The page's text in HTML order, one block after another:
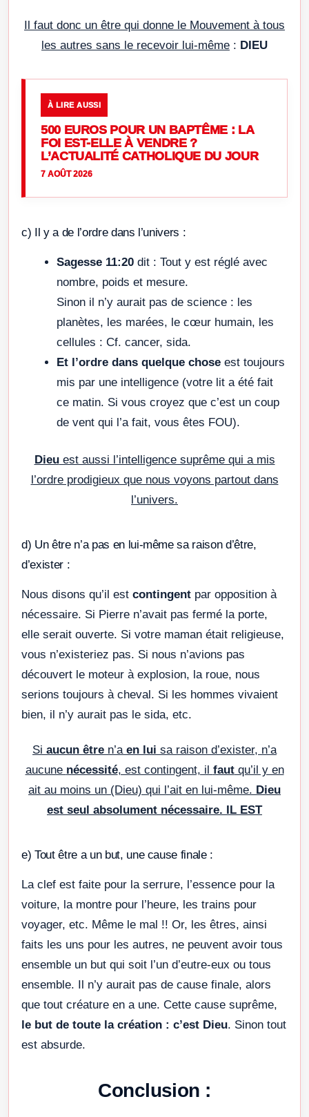
Il faut donc un être qui donne le Mouvement à tous
les autres sans le recevoir lui-même : DIEU
À LIRE AUSSI
500 EUROS POUR UN BAPTÊME : LA
FOI EST-ELLE À VENDRE ?
L’ACTUALITÉ CATHOLIQUE DU JOUR
7 AOÛT 2026
c) Il y a de l’ordre dans l’univers :
Sagesse 11:20 dit : Tout y est réglé avec
nombre, poids et mesure.
Sinon il n’y aurait pas de science : les
planètes, les marées, le cœur humain, les
cellules : Cf. cancer, sida.
Et l’ordre dans quelque chose est toujours
mis par une intelligence (votre lit a été fait
ce matin. Si vous croyez que c’est un coup
de vent qui l’a fait, vous êtes FOU).
Dieuest aussi l’intelligence suprême qui a mis
l’ordre prodigieux que nous voyons partout dans
l’univers.
d) Un être n’a pas en lui-même sa raison d’être,
d’exister :
Nous disons qu’il est contingent par opposition à
nécessaire. Si Pierre n’avait pas fermé la porte,
elle serait ouverte. Si votre maman était religieuse,
vous n’existeriez pas. Si nous n’avions pas
découvert le moteur à explosion, la roue, nous
serions toujours à cheval. Si les hommes vivaient
bien, il n’y aurait pas le sida, etc.
Si aucun être n’a en lui sa raison d’exister, n’a
aucune nécessité, est contingent, il fautqu’il y en
ait au moins un (Dieu) qui l’ait en lui-même. Dieu
est seul absolument nécessaire. IL EST
e) Tout être a un but, une cause finale :
La clef est faite pour la serrure, l’essence pour la
voiture, la montre pour l’heure, les trains pour
voyager, etc. Même le mal !! Or, les êtres, ainsi
faits les uns pour les autres, ne peuvent avoir tous
ensemble un but qui soit l’un d’eutre-eux ou tous
ensemble. Il n’y aurait pas de cause finale, alors
que tout créature en a une. Cette cause suprême,
le but de toute la création : c’est Dieu. Sinon tout
est absurde.
Conclusion :